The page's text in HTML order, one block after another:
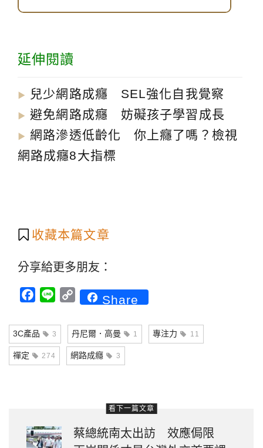
延伸閱讀
▶︎ 兒少網路成癮 SEL強化自我覺察
▶︎ 避免網路成癮 妨礙孩子學習成長
▶︎
網路滲透低齡化 你上癮了嗎？檢視
網路成癮8大指標
收藏本篇文章
分享給更多朋友：
Facebook
Line CopyShare
3C產品 3 丹尼爾．高曼 1 專注力 11
禪定 274 網路成癮 3
看下一篇文章
蔡總統南太出訪 效應侷限